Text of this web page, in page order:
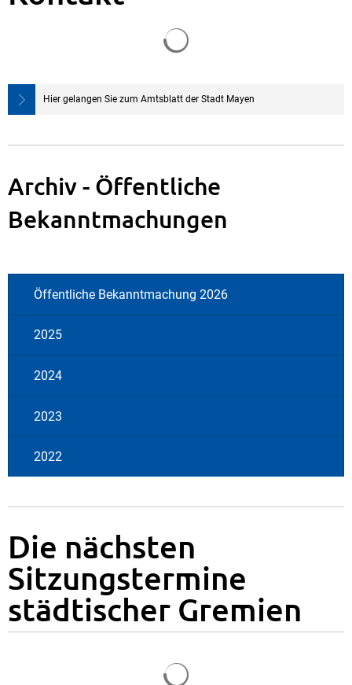
Hier gelangen Sie zum Amtsblatt der Stadt Mayen
Archiv - Öffentliche
Bekanntmachungen
Öffentliche Bekanntmachung 2026
2025
2024
2023
2022
Die nächsten
Sitzungstermine
städtischer Gremien